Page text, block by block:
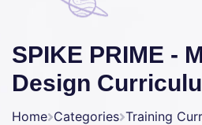
SPIKE PRIME -
Design
Home Categories Training